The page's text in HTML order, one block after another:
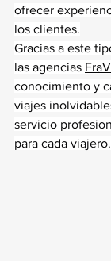
ofrecer
los clientes.
Gracias a este
las agencias
conocimiento y
viajes
servicio
para cada viajero.